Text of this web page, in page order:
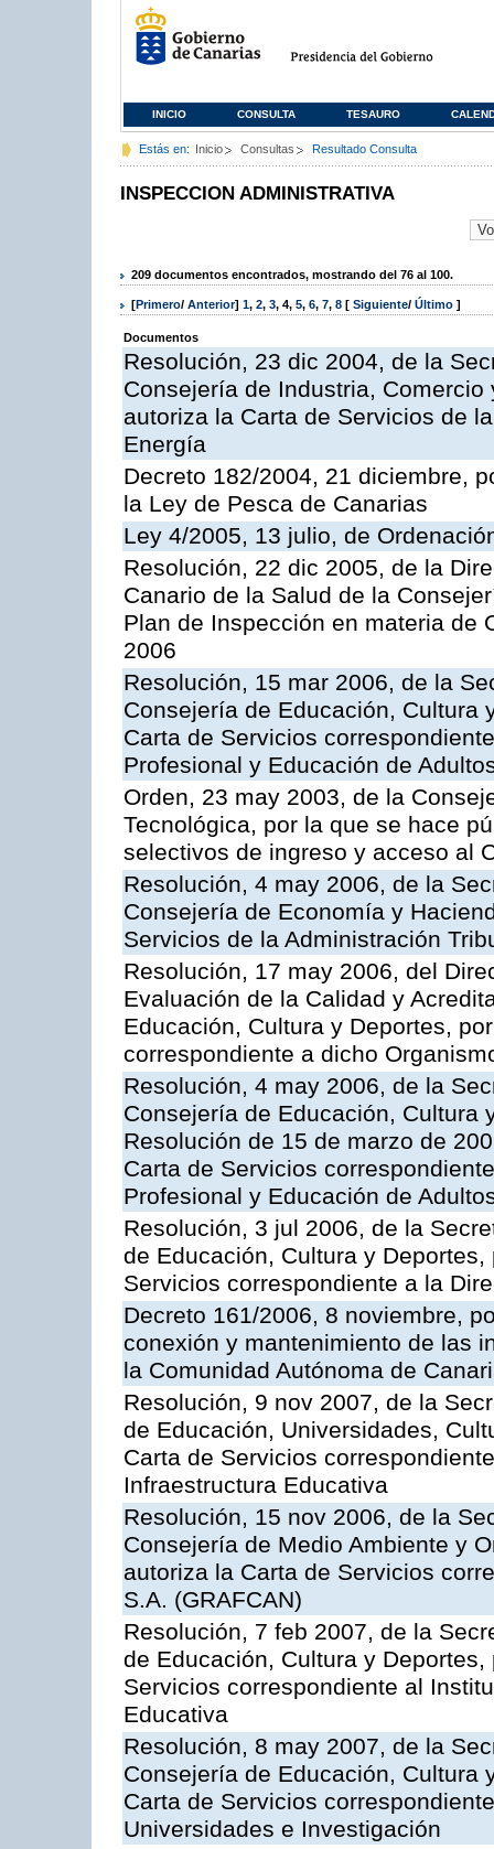
INICIO CONSULTA TESAURO
Estás en: Inicio Consultas Resultado Consulta
INSPECCION ADMINISTRATIVA
209 documentos encontrados, mostrando del 76 al 100.
[Primero/ Anterior] 1, 2, 3, 4, 5, 6, 7, 8 [ Siguiente/ Último ]
Documentos
Resolución, 23 dic 2004, de la
Consejería de Industria,
autoriza la Carta de Servicios de
Energía
Decreto 182/2004, 21 diciembre,
la Ley de Pesca de Canarias
Ley 4/2005, 13 julio, de
Resolución, 22 dic 2005, de la
Canario de la Salud de la
Plan de Inspección en materia de
2006
Resolución, 15 mar 2006, de la
Consejería de Educación, Cultura
Carta de Servicios
Profesional y Educación de
Orden, 23 may 2003, de la
Tecnológica, por la que se hace
selectivos de ingreso y acceso al
Resolución, 4 may 2006, de la
Consejería de Economía y
Servicios de la Administración
Resolución, 17 may 2006, del
Evaluación de la Calidad y
Educación, Cultura y Deportes,
correspondiente a dicho
Resolución, 4 may 2006, de la
Consejería de Educación, Cultura
Resolución de 15 de marzo de
Carta de Servicios
Profesional y Educación de
Resolución, 3 jul 2006, de la
de Educación, Cultura y
Servicios correspondiente a la
Decreto 161/2006, 8 noviembre,
conexión y mantenimiento de las
la Comunidad Autónoma de
Resolución, 9 nov 2007, de la
de Educación, Universidades,
Carta de Servicios
Infraestructura Educativa
Resolución, 15 nov 2006, de la
Consejería de Medio Ambiente y
autoriza la Carta de Servicios
S.A. (GRAFCAN)
Resolución, 7 feb 2007, de la
de Educación, Cultura y
Servicios correspondiente al
Educativa
Resolución, 8 may 2007, de la
Consejería de Educación, Cultura
Carta de Servicios
Universidades e Investigación